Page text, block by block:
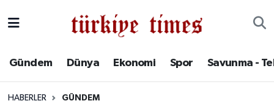
Gündem Dünya Ekonomi Spor Savunma -
HABERLER GÜNDEM